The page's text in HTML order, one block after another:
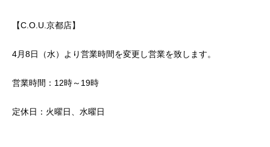
【C.O.U.京都店】
4月8日（水）より営業時間を変更し営業を致します。
営業時間：12時～19時
定休日：火曜日、水曜日